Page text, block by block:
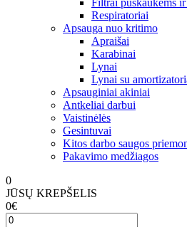
Filtrai puskaukėms
Respiratoriai
Apsauga nuo kritimo
Apraišai
Karabinai
Lynai
Lynai su
Apsauginiai akiniai
Antkeliai darbui
Vaistinėlės
Gesintuvai
Kitos darbo saugos
Pakavimo medžiagos
0
JŪSŲ KREPŠELIS
0€